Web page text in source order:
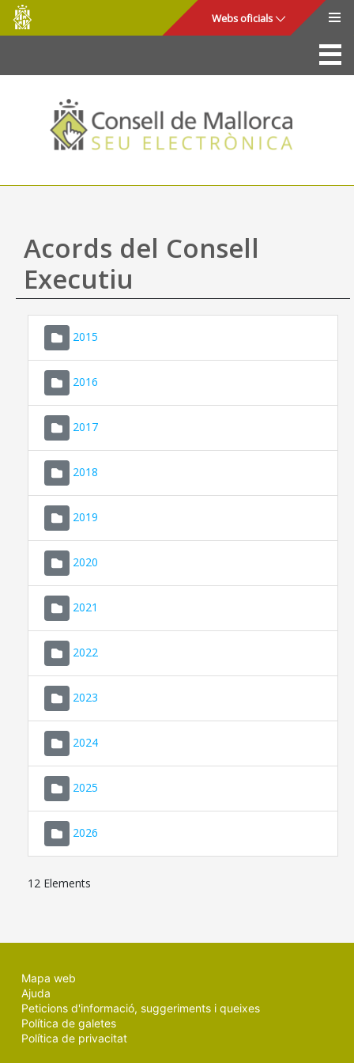
Salta al contingut principal
Consell
de
Mallorca
Webs oficials
La Seu
Consell de Mallorca
Accés i seguretat
Utilitats
Ajuda
Acords del Consell
Executiu
2015
2016
2017
2018
2019
2020
2021
2022
2023
2024
2025
2026
12 Elements
Mapa web
Ajuda
Peticions d'informació, suggeriments i queixes
Política de galetes
Política de privacitat